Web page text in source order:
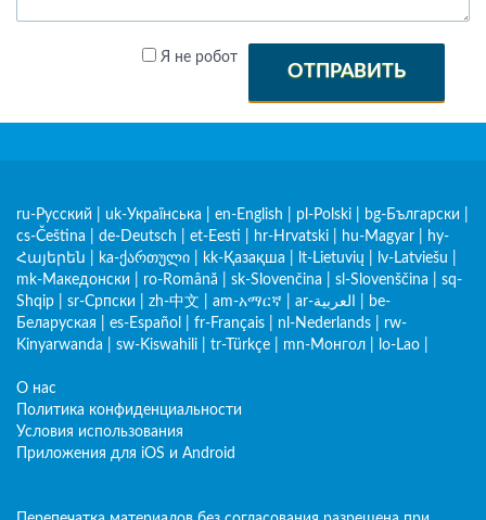
Я не робот
ОТПРАВИТЬ
ru-Русский uk-Українська en-English pl-Polski bg-Български
cs-Čeština
de-Deutsch et-Eesti hr-Hrvatski hu-Magyar
hy-
Հայերեն
ka-ქართული kk-Қазақша lt-Lietuvių lv-Latviešu
mk-Македонски
ro-Română sk-Slovenčina sl-Slovenščina
sq-
Shqip
sr-Српски zh-中文 am-አማርኛ ar-العربية
be-
Беларуская
es-Español fr-Français nl-Nederlands
rw-
Kinyarwanda
sw-Kiswahili tr-Türkçe mn-Монгол lo-Lao
О нас
Политика конфиденциальности
Условия использования
Приложения для iOS и Android